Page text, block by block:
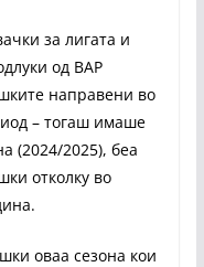
за лигата и
од ВАР
направени во
– тогаш имаше
(2024/2025), беа
отколку во
оваа сезона кои